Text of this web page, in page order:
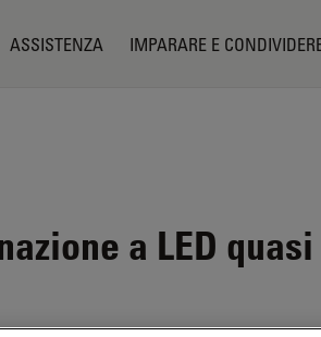
ASSISTENZA IMPARARE E
a LED